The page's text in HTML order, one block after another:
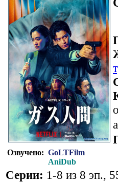
Озвучено: GoLTFilm
AniDub
Серии: 1-8 из 8 эп.,